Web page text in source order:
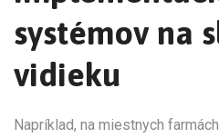
systémov na
vidieku
Napríklad, na miestnych